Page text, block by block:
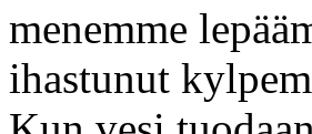
menemme
ihastunut